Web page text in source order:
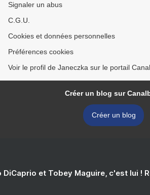
Signaler un abus
C.G.U.
Cookies et données personnelles
Préférences cookies
Voir le profil de Janeczka sur le portail
Créer un blog sur
Créer un blog
DiCaprio et Tobey Maguire, c'est lui !